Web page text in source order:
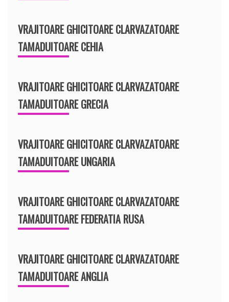
VRAJITOARE GHICITOARE CLARVAZATOARE
TAMADUITOARE CEHIA
VRAJITOARE GHICITOARE CLARVAZATOARE
TAMADUITOARE GRECIA
VRAJITOARE GHICITOARE CLARVAZATOARE
TAMADUITOARE UNGARIA
VRAJITOARE GHICITOARE CLARVAZATOARE
TAMADUITOARE FEDERATIA RUSA
VRAJITOARE GHICITOARE CLARVAZATOARE
TAMADUITOARE ANGLIA